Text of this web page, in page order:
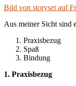
Bild von storyset auf
Aus meiner Sicht sind
Praxisbezug
Spaß
Bindung
1. Praxisbezug